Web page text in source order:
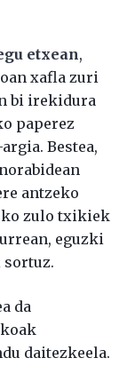
etxean,
xafla zuri
bi irekidura
paperez
Bestea,
antzeko
zulo txikiek
eguzki
da
daitezkeela.